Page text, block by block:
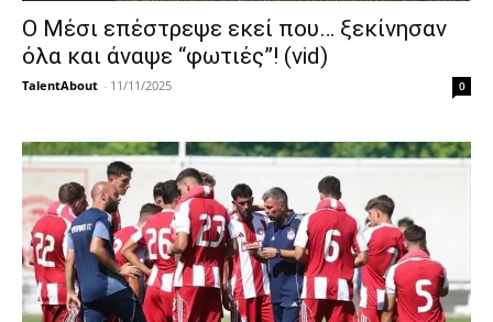
Ο Μέσι επέστρεψε εκεί που… ξεκίνησαν
όλα και άναψε “φωτιές”! (vid)
TalentAbout - 11/11/2025 0